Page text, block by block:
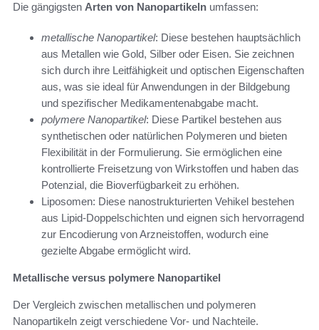
Die gängigsten Arten von Nanopartikeln umfassen:
metallische Nanopartikel: Diese bestehen hauptsächlich
aus Metallen wie Gold, Silber oder Eisen. Sie zeichnen
sich durch ihre Leitfähigkeit und optischen Eigenschaften
aus, was sie ideal für Anwendungen in der Bildgebung
und spezifischer Medikamentenabgabe macht.
polymere Nanopartikel: Diese Partikel bestehen aus
synthetischen oder natürlichen Polymeren und bieten
Flexibilität in der Formulierung. Sie ermöglichen eine
kontrollierte Freisetzung von Wirkstoffen und haben das
Potenzial, die Bioverfügbarkeit zu erhöhen.
Liposomen: Diese nanostrukturierten Vehikel bestehen
aus Lipid-Doppelschichten und eignen sich hervorragend
zur Encodierung von Arzneistoffen, wodurch eine
gezielte Abgabe ermöglicht wird.
Metallische versus polymere Nanopartikel
Der Vergleich zwischen metallischen und polymeren
Nanopartikeln zeigt verschiedene Vor- und Nachteile.